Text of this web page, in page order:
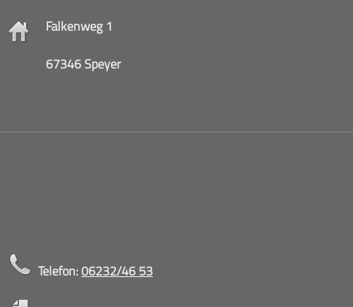
Falkenweg 1
67346 Speyer
Telefon:06232/46 53